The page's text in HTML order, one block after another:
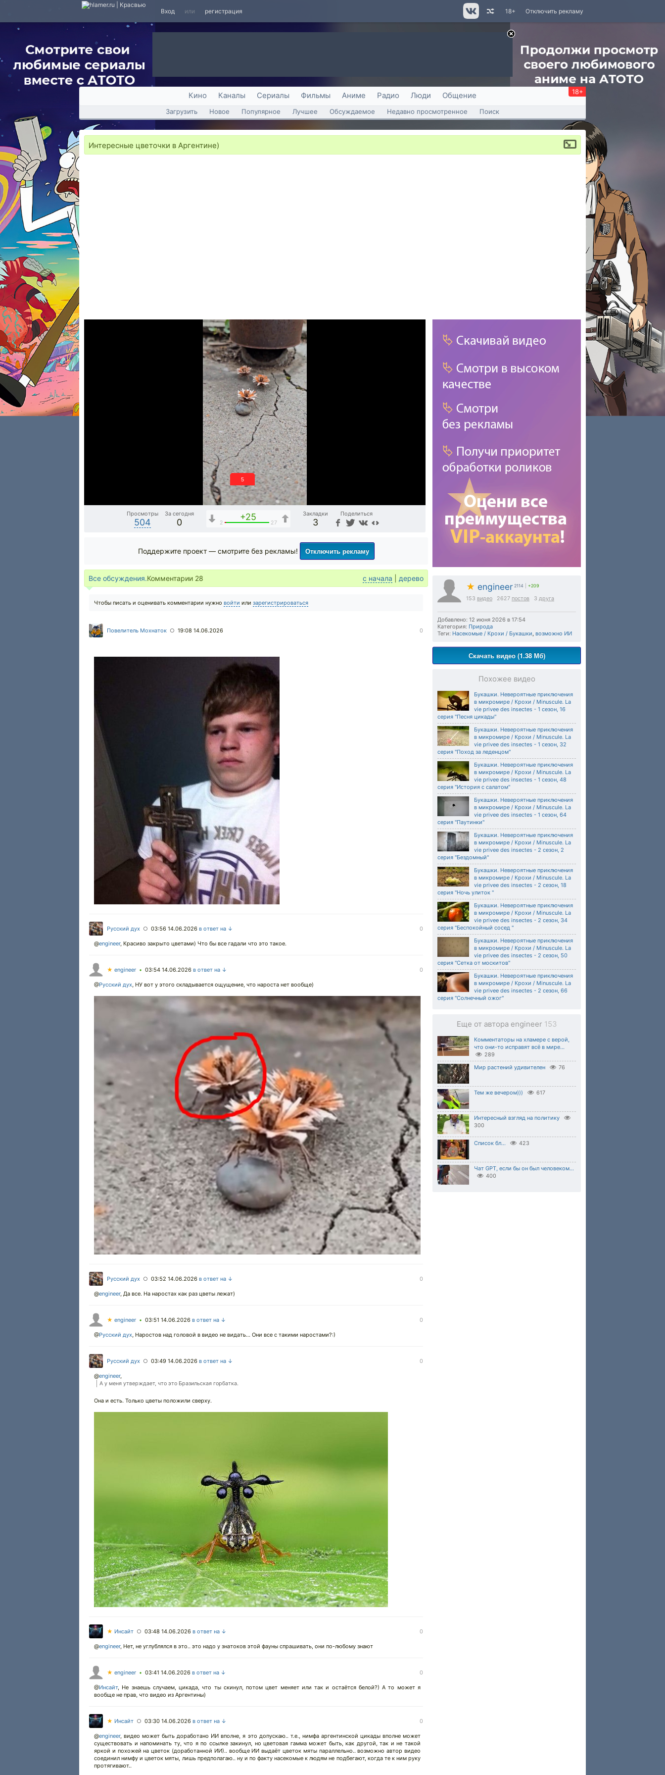
Вход или регистрация Отключить рекламу
18+
Кино Каналы Сериалы Фильмы Аниме Радио Люди Общение 18+
Загрузить Новое Популярное Лучшее Обсуждаемое Недавно просмотренное Поиск
Интересные цветочки в Аргентине)
4
Просмотры
504
За сегодня
0
+25
2 27
Закладки
3
Поделиться
★ engineer 2114 +209
153 видео 2627 постов 3 друга
Добавлено: 12 июня 2026 в 17:54
Категория: Природа
Теги: Насекомые / Крохи / Букашки, возможно ИИ
Скачать видео (1.38 Мб)
Похожее видео
Букашки. Невероятные приключения
в микромире / Крохи / Minuscule. La
vie privee des insectes - 1 сезон, 16
серия "Песня цикады"
Букашки. Невероятные приключения
в микромире / Крохи / Minuscule. La
vie privee des insectes - 1 сезон, 32
серия "Поход за леденцом"
Букашки. Невероятные приключения
в микромире / Крохи / Minuscule. La
vie privee des insectes - 1 сезон, 48
серия "История с салатом"
Букашки. Невероятные приключения
в микромире / Крохи / Minuscule. La
vie privee des insectes - 1 сезон, 64
серия "Паутинки"
Букашки. Невероятные приключения
в микромире / Крохи / Minuscule. La
vie privee des insectes - 2 сезон, 2
серия "Бездомный"
Букашки. Невероятные приключения
в микромире / Крохи / Minuscule. La
vie privee des insectes - 2 сезон, 18
серия "Ночь улиток "
Букашки. Невероятные приключения
в микромире / Крохи / Minuscule. La
vie privee des insectes - 2 сезон, 34
серия "Беспокойный сосед "
Букашки. Невероятные приключения
в микромире / Крохи / Minuscule. La
vie privee des insectes - 2 сезон, 50
серия "Сетка от москитов"
Букашки. Невероятные приключения
в микромире / Крохи / Minuscule. La
vie privee des insectes - 2 сезон, 66
серия "Солнечный ожог"
Еще от автора engineer 153
Комментаторы на хламере с верой,
что они-то исправят всё в мире...
289
Мир растений удивителен 76
Тем же вечером))) 617
Интересный взгляд на политику
300
Список бл... 423
Чат GPT, если бы он был человеком...
400
Поддержите проект — смотрите без рекламы! Отключить рекламу
Все обсуждения.Комментарии 28 с начала дерево
Чтобы писать и оценивать комментарии нужно войти или зарегистрироваться
Повелитель Мохнаток ○ 19:08 14.06.2026 0
Русский дух ○ 03:56 14.06.2026 в ответ на ↓ 0
@engineer, Красиво закрыто цветами) Что бы все гадали что это такое.
★ engineer • 03:54 14.06.2026 в ответ на ↓ 0
@Русский дух, НУ вот у этого складывается ощущение, что нароста нет вообще)
Русский дух ○ 03:52 14.06.2026 в ответ на ↓ 0
@engineer, Да все. На наростах как раз цветы лежат)
★ engineer • 03:51 14.06.2026 в ответ на ↓ 0
@Русский дух, Наростов над головой в видео не видать... Они все с такими наростами?:)
Русский дух ○ 03:49 14.06.2026 в ответ на ↓ 0
@engineer,
А у меня утверждает, что это Бразильская горбатка.
Она и есть. Только цветы положили сверху.
★ Инсайт ○ 03:48 14.06.2026 в ответ на ↓ 0
@engineer, Нет, не углублялся в это.. это надо у знатоков этой фауны спрашивать, они по-любому знают
★ engineer • 03:41 14.06.2026 в ответ на ↓ 0
@Инсайт, Не знаешь случаем, цикада, что ты скинул, потом цвет меняет или так и остаётся белой?) А то может я
вообще не прав, что видео из Аргентины)
★ Инсайт ○ 03:30 14.06.2026 в ответ на ↓ 0
@engineer, видео может быть доработано ИИ вполне, я это допускаю.. т.е., нимфа аргентинской цикады вполне может
существовать и напоминать ту, что я по ссылке закинул, но цветовая гамма может быть, как другой, так и не такой
яркой и похожей на цветок (доработанной ИИ).. вообще ИИ выдаёт цветок мяты параллельно.. возможно автор видео
соединил нимфу и цветок мяты, лишь предполагаю.. ну и по факту насекомые к людям не подбегают, когда те к ним руку
протягивают..